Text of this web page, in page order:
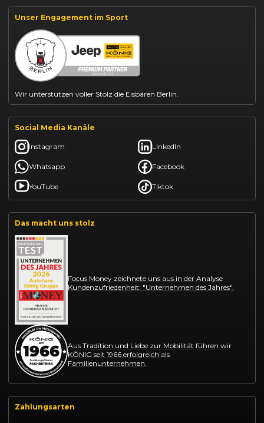
Suzuki Swift finanzieren
BYD Dolphin finanzieren
Kia Ceed finanzieren
Kia Sportage leasen
Mazda CX-30 finanzieren
Citroën C3 leasen
Unser Engagement im Sport
Wir unterstützen voller Stolz die Eisbären Berlin.
Social Media Kanäle
Instagram LinkedIn
Whatsapp Facebook
YouTube Tiktok
Das macht uns stolz
Focus Money zeichnete uns aus in der Analyse
Kundenzufriedenheit: "Unternehmen des Jahres".
Aus Tradition und Liebe zur Mobilität führen wir
KÖNIG seit 1966 erfolgreich als
Familienunternehmen.
Zahlungsarten